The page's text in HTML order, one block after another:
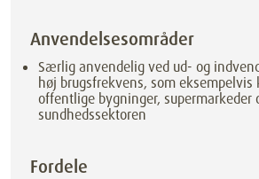
Anvendelsesområder
Særlig anvendelig ved ud- og
høj brugsfrekvens, som eksempelvis
offentlige bygninger, supermarkeder
sundhedssektoren
Fordele